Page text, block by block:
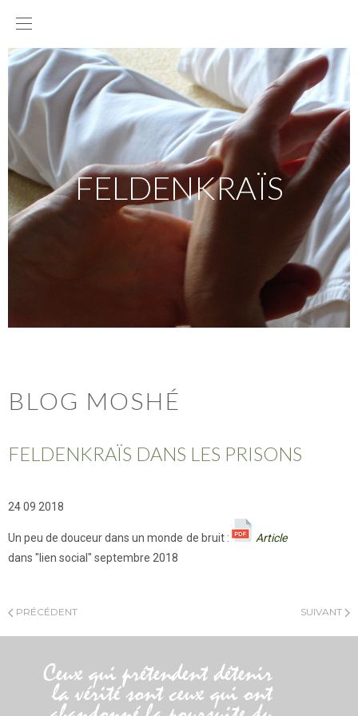
FELDENKRAÏS
BLOG MOSHÉ
FELDENKRAÏS DANS LES PRISONS
24 09 2018
Un peu de douceur dans un monde de bruit :
Article
dans "lien social" septembre 2018
PRÉCÉDENT SUIVANT
Ceux qui prétendent détenir
la vérité sont ceux qui ont